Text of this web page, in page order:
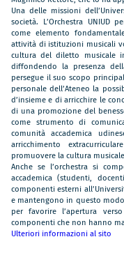
Una delle missioni
società. L’Orchestra UNIUD
come elemento
attività di istituzioni musicali
cultura del diletto musicale
diffondendo la presenza
persegue il suo scopo
personale dell’Ateneo la
d’insieme e di arricchire le
di una promozione del
come strumento di
comunità accademica
arricchimento
promuovere la cultura
Anche se l’orchestra si
accademica (studenti,
componenti esterni
e mantengono in questo
per favorire l’apertura
componenti che non hanno
Ulteriori informazioni al sito